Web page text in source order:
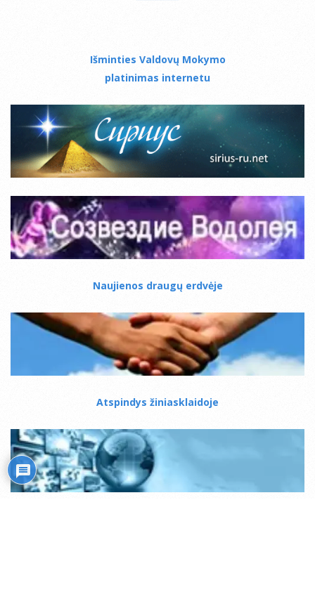
Išminties Valdovų Mokymo
platinimas internetu
Naujienos draugų erdvėje
Atspindys žiniasklaidoje